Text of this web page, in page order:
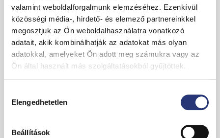
valamint weboldalforgalmunk elemzéséhez. Ezenkívül
közösségi média-, hirdető- és elemező partnereinkkel
megosztjuk az Ön weboldalhasználatra vonatkozó
adatait, akik kombinálhatják az adatokat más olyan
adatokkal, amelyeket Ön adott meg számukra vagy az
Ön által használt más szolgáltatásokból gyűjtöttek.
Elengedhetetlen
Beállítások
Hlavács Krisztián
E-mail
Koksz u. 125.
7630 Pécs
Új gépjármű értékesítés
Mihályi Péter
E-mail
Hunyadi János út 6.
1117 Budapest 11. kerület
Használt gépjármű értékesítés